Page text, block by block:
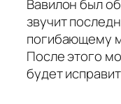
Вавилон был
звучит
погибающему
После этого
будет